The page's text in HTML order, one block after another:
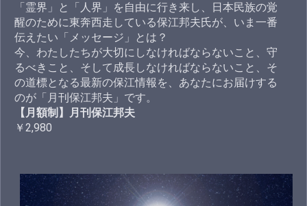
「霊界」と「人界」を自由に行き来し、日本民族の覚
醒のために東奔西走している保江邦夫氏が、いま一番
伝えたい「メッセージ」とは？
今、わたしたちが大切にしなければならないこと、守
るべきこと、そして成長しなければならないこと、そ
の道標となる最新の保江情報を、あなたにお届けする
のが「月刊保江邦夫」です。
【月額制】月刊保江邦夫
￥2,980